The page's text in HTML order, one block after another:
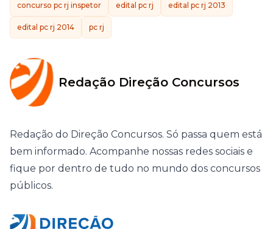
concurso pc rj inspetor edital pc rj edital pc rj 2013
edital pc rj 2014 pc rj
Redação Direção Concursos
Redação do Direção Concursos. Só passa quem está
bem informado. Acompanhe nossas redes sociais e
fique por dentro de tudo no mundo dos concursos
públicos.